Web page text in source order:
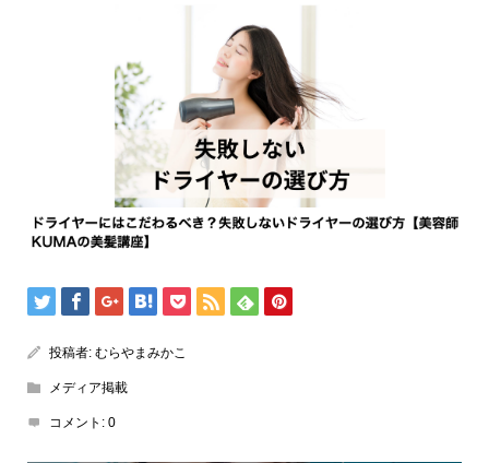
投稿者: むらやまみかこ
メディア掲載
コメント: 0